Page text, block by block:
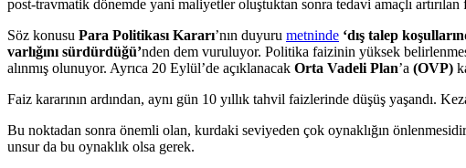
post-travmatik dönemde yani maliyetler oluştuktan sonra tedavi amaçlı
Söz konusu Para Politikası Kararı’nın duyuru metninde ‘dış talep
varlığını sürdürdüğü’nden dem vuruluyor. Politika faizinin yüksek
alınmış olunuyor. Ayrıca 20 Eylül’de açıklanacak Orta Vadeli Plan’a (OVP)
Faiz kararının ardından, aynı gün 10 yıllık tahvil faizlerinde düşüş yaşandı.
Bu noktadan sonra önemli olan, kurdaki seviyeden çok oynaklığın
unsur da bu oynaklık olsa gerek.